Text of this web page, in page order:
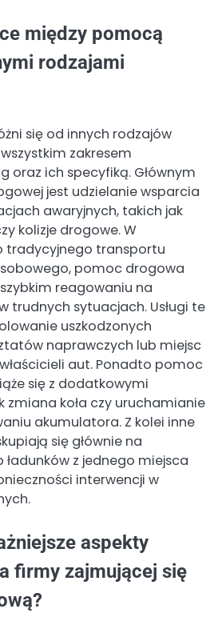
między pomocą
rodzajami
się od innych rodzajów
zakresem
oraz ich specyfiką. Głównym
jest udzielanie wsparcia
awaryjnych, takich jak
kolizje drogowe. W
tradycyjnego transportu
pomoc drogowa
reagowaniu na
trudnych sytuacjach. Usługi te
uszkodzonych
naprawczych lub miejsc
aut. Ponadto pomoc
się z dodatkowymi
zmiana koła czy uruchamianie
akumulatora. Z kolei inne
się głównie na
ładunków z jednego miejsca
interwencji w
aspekty
firmy zajmującej się